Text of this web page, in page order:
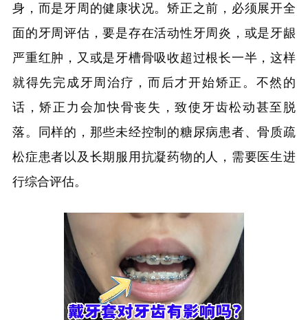
身，而是牙周的健康状况。矫正之前，必须展开全
面的牙周评估，要是存在活动性牙周炎，或是牙龈
严重红肿，又或是牙槽骨吸收超过根长一半，这样
就得先完成牙周治疗，而后才开始矫正。不然的
话，矫正力会加快骨丧失，致使牙齿松动甚至脱
落。同样的，那些未经控制的糖尿病患者、骨质疏
松症患者以及长期服用抗凝药物的人，需要医生进
行综合评估。